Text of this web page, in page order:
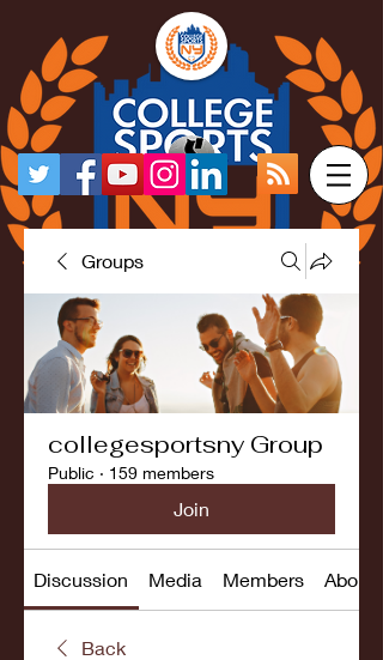
Groups
collegesportsny Group
Public · 159 members
Join
Discussion Media Members About
Back